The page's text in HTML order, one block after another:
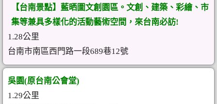
【台南景點】藍晒圖文創園區。文創、建築、彩繪、市
集等兼具多樣化的活動藝術空間，來台南必訪!
1.28公里
台南市南區西門路一段689巷12號
吳園(原台南公會堂)
1.29公里